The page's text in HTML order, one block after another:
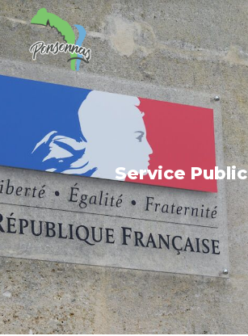
Service Public